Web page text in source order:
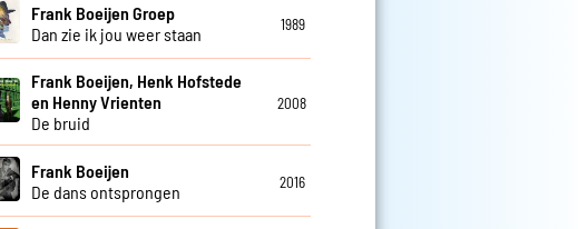
Frank Boeijen Groep
Dan zie ik jou weer staan
1989
Frank Boeijen, Henk Hofstede
en Henny Vrienten
De bruid
2008
Frank Boeijen
De dans ontsprongen
2016